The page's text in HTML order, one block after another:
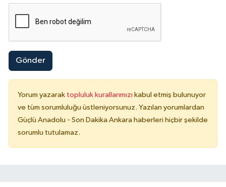
Gönder
Yorum yazarak topluluk kurallarımızı kabul etmiş bulunuyor
ve tüm sorumluluğu üstleniyorsunuz. Yazılan yorumlardan
Güçlü Anadolu - Son Dakika Ankara haberleri hiçbir şekilde
sorumlu tutulamaz.